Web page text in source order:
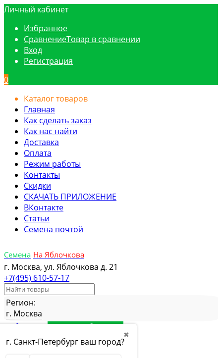
Личный кабинет
Избранное
СравнениеТовар в сравнении
Вход
Регистрация
0
Каталог товаров
Главная
Как сделать заказ
Как нас найти
Доставка
Оплата
Режим работы
Контакты
Скидки
СКАЧАТЬ ПРИЛОЖЕНИЕ
ВКонтакте
Статьи
Семена почтой
Семена На Яблочкова
г. Москва, ул. Яблочкова д. 21
+7(495) 610-57-17
Регион:
г. Москва
✖
г. Санкт-Петербург ваш город?
Избранное Товар в избранном
СравнениеТовар в сравнении
Вход